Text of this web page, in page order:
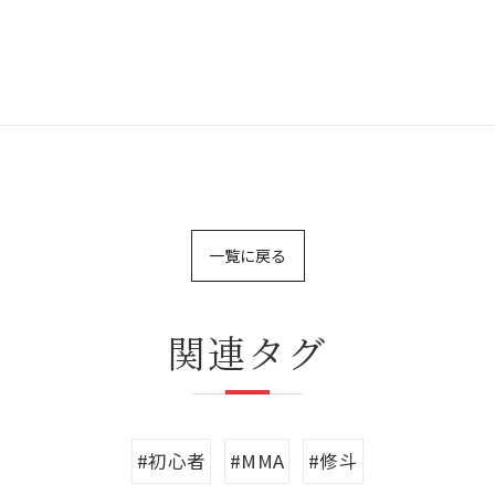
一覧に戻る
関連タグ
#初心者 #MMA #修斗